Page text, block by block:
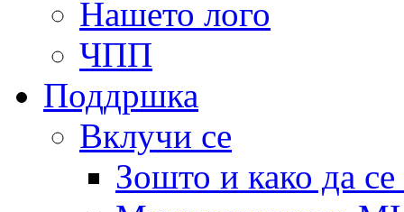
Нашето лого
ЧПП
Поддршка
Вклучи се
Зошто и како да